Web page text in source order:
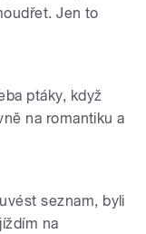
Jen to
ptáky, když
na romantiku a
seznam, byli
na